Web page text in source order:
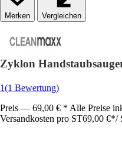
Vergleichen
Zyklon
1(1 Bewertung)
Preis — 69,00 € * Alle Preise
Versandkosten pro ST69,00 €*/